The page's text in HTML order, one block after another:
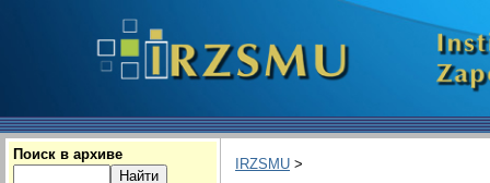
Поиск в архиве
IRZSMU >